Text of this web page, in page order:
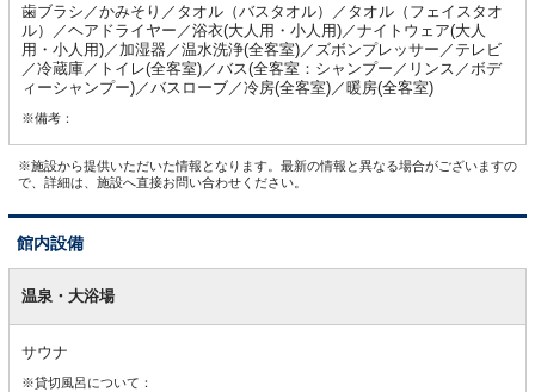
歯ブラシ／かみそり／タオル（バスタオル）／タオル（フェイスタオ
ル）／ヘアドライヤー／浴衣(大人用・小人用)／ナイトウェア(大人
用・小人用)／加湿器／温水洗浄(全客室)／ズボンプレッサー／テレビ
／冷蔵庫／トイレ(全客室)／バス(全客室：シャンプー／リンス／ボデ
ィーシャンプー)／バスローブ／冷房(全客室)／暖房(全客室)
※備考：
※施設から提供いただいた情報となります。最新の情報と異なる場合がございますの
で、詳細は、施設へ直接お問い合わせください。
館内設備
内温泉・大浴場
サウナ
※貸切風呂について：